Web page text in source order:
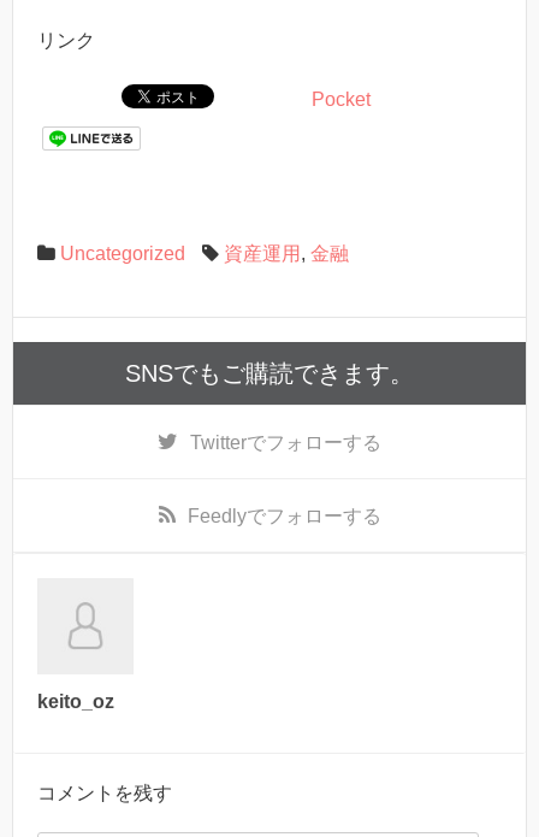
リンク
Pocket
Uncategorized 資産運用 , 金融
SNSでもご購読できます。
Twitterでフォローする
Feedlyでフォローする
keito_oz
コメントを残す